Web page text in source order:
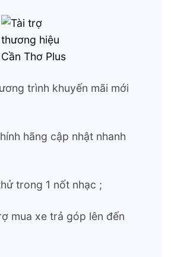
trình khuyến mãi mới
hãng cập nhật nhanh
trong 1 nốt nhạc ;
mua xe trả góp lên đến